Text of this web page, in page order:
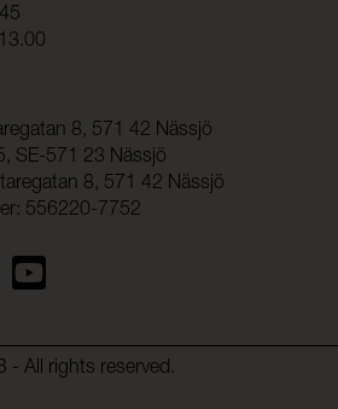
8, 571 42 Nässjö
SE-571 23 Nässjö
8, 571 42 Nässjö
556220-7752
- All rights reserved.